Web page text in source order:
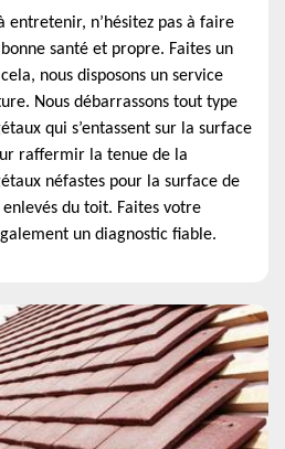
entretenir, n’hésitez pas à faire
santé et propre. Faites un
nous disposons un service
Nous débarrassons tout type
qui s’entassent sur la surface
raffermir la tenue de la
néfastes pour la surface de
du toit. Faites votre
un diagnostic fiable.